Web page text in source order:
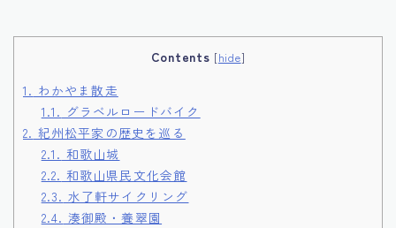
Contents [hide]
1. わかやま散走
1.1. グラベルロードバイク
2. 紀州松平家の歴史を巡る
2.1. 和歌山城
2.2. 和歌山県民文化会館
2.3. 水了軒サイクリング
2.4. 湊御殿・養翠園